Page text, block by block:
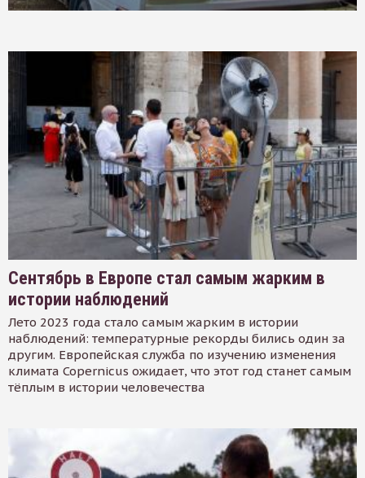
Сентябрь в Европе стал самым жарким в
истории наблюдений
Лето 2023 года стало самым жарким в истории
наблюдений: температурные рекорды бились один за
другим. Европейская служба по изучению изменения
климата Copernicus ожидает, что этот год станет самым
тёплым в истории человечества